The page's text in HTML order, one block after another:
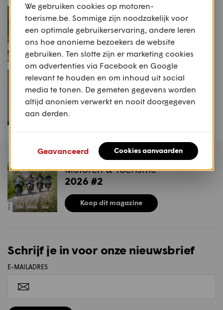
STUFF
Productnieuws: Cardo en
Schuberth lanceren samen
SC EDGE-systeem
Productnieuws: Tilsberk
DVISION head-up display
MAGAZINE
Motoren & Toerisme
2026 #2
Koop dit magazine
Schrijf je in voor onze nieuwsbrief
E-MAILADRES
We gebruiken cookies op motoren-
toerisme.be. Sommige zijn noodzakelijk voor
een optimale gebruikerservaring, andere leren
ons hoe anonieme bezoekers de website
gebruiken. Ten slotte zijn er marketing cookies
om advertenties via Facebook en Google
relevant te houden en om inhoud uit social
media te tonen. De gemeten gegevens worden
altijd anoniem verwerkt en nooit doorgegeven
aan derden.
Geavanceerd Cookies aanvaarden